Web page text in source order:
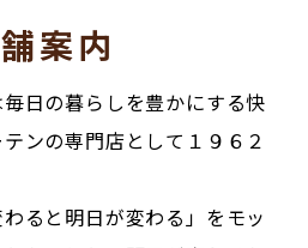
日の暮らしを豊かにする快
ると明日が変わる」をモッ
おひとりの明日が変わるお
ービスを常に追求していま